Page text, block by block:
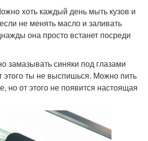
хоть каждый день мыть кузов и
не менять масло и заливать
она просто встанет посреди
замазывать синяки под глазами
этого ты не выспишься. Можно пить
но от этого не появится настоящая